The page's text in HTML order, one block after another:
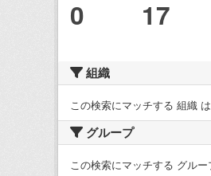
0 17
組織
この検索にマッチする 組織
グループ
この検索にマッチする グル